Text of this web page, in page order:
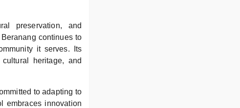
preservation, and
continues to
it serves. Its
heritage, and
to adapting to
embraces innovation